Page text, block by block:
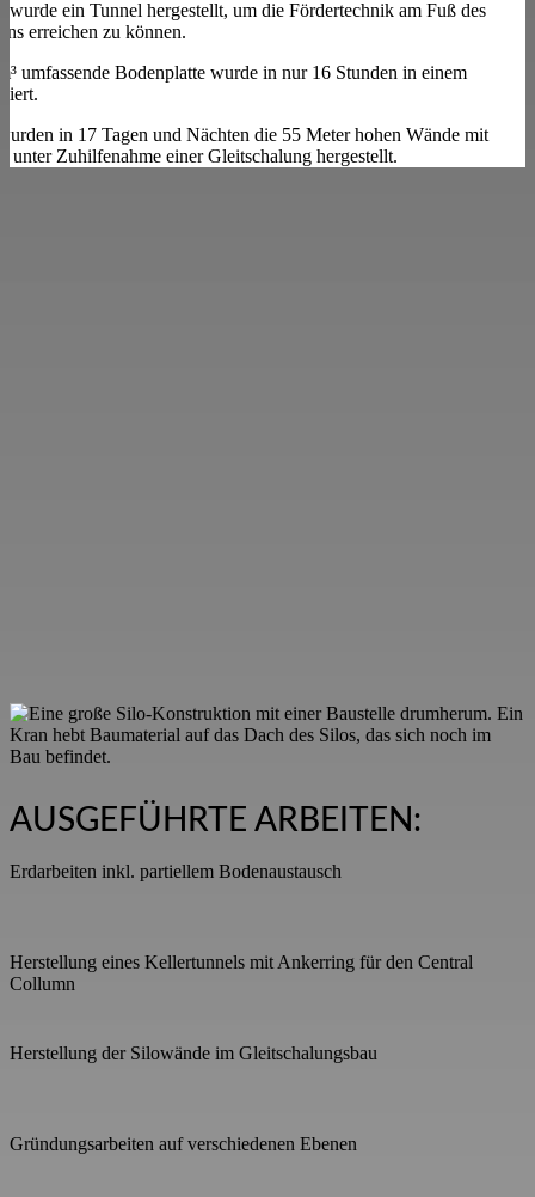
wurde ein Tunnel hergestellt, um die Fördertechnik am Fuß des
erreichen zu können.
umfassende Bodenplatte wurde in nur 16 Stunden in einem
in 17 Tagen und Nächten die 55 Meter hohen Wände mit
unter Zuhilfenahme einer Gleitschalung hergestellt.
AUSGEFÜHRTE ARBEITEN:
Erdarbeiten inkl. partiellem Bodenaustausch
Herstellung eines Kellertunnels mit Ankerring für den Central
Collumn
Herstellung der Silowände im Gleitschalungsbau
Gründungsarbeiten auf verschiedenen Ebenen